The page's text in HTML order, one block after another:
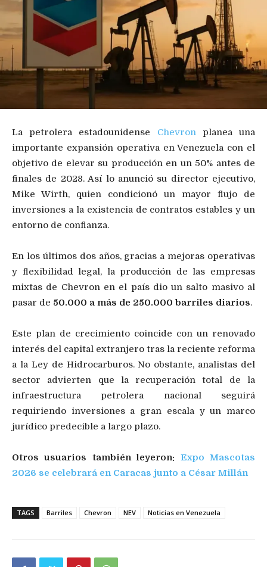
La petrolera estadounidense Chevronplanea una
importante expansión operativa en Venezuela con el
objetivo de elevar su producción en un 50% antes de
finales de 2028. Así lo anunció su director ejecutivo,
Mike Wirth, quien condicionó un mayor flujo de
inversiones a la existencia de contratos estables y un
entorno de confianza.
En los últimos dos años, gracias a mejoras operativas
y flexibilidad legal, la producción de las empresas
mixtas de Chevron en el país dio un salto masivo al
pasar de 50.000 a más de 250.000 barriles diarios.
Este plan de crecimiento coincide con un renovado
interés del capital extranjero tras la reciente reforma
a la Ley de Hidrocarburos. No obstante, analistas del
sector advierten que la recuperación total de la
infraestructura petrolera nacional seguirá
requiriendo inversiones a gran escala y un marco
jurídico predecible a largo plazo.
Otros usuarios también leyeron: Expo Mascotas
2026 se celebrará en Caracas junto a César Millán
TAGS Barriles Chevron NEV Noticias en Venezuela